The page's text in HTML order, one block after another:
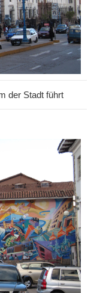
der Stadt führt